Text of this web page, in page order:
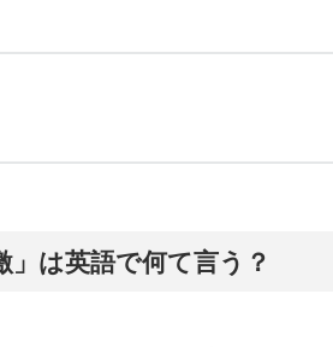
」は英語で何て言う？